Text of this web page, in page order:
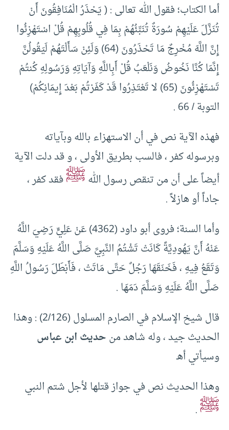
أما الكتاب؛ فقول الله تعالى : ( يَحْذَرُ الْمُنَافِقُونَ أَنْ
تُنَزَّلَ عَلَيْهِمْ سُورَةٌ تُنَبِّئُهُمْ بِمَا فِي قُلُوبِهِمْ قُلْ اسْتَهْزِئُوا
إِنَّ اللَّهَ مُخْرِجٌ مَا تَحْذَرُونَ (64) وَلَئِنْ سَأَلْتَهُمْ لَيَقُولُنَّ
إِنَّمَا كُنَّا نَخُوضُ وَنَلْعَبُ قُلْ أَبِاللَّهِ وَآيَاتِهِ وَرَسُولِهِ كُنتُمْ
تَسْتَهْزِئُونَ (65) لا تَعْتَذِرُوا قَدْ كَفَرْتُمْ بَعْدَ إِيمَانِكُمْ)
التوبة / 66 .
فهذه الآية نص في أن الاستهزاء بالله وبآياته
وبرسوله كفر ، فالسب بطريق الأولى ، و قد دلت الآية
أيضاً على أن من تنقص رسول اللهﷺفقد كفر ،
جاداً أو هازلاً .
وأما السنة؛ فروى أبو داود (4362) عَنْ عَلِيٍّ رَضِيَ اللَّهُ
عَنْهُ أَنَّ يَهُودِيَّةً كَانَتْ تَشْتُمُ النَّبِيَّ صَلَّى اللَّهُ عَلَيْهِ وَسَلَّمَ
وَتَقَعُ فِيهِ ، فَخَنَقَهَا رَجُلٌ حَتَّى مَاتَتْ ، فَأَبْطَلَ رَسُولُ اللَّهِ
صَلَّى اللَّهُ عَلَيْهِ وَسَلَّمَ دَمَهَا .
قال شيخ الإسلام في الصارم المسلول (2/126) : وهذا
الحديث جيد ، وله شاهد منحديث ابن عباس
وسيأتي أهـ
وهذا الحديث نص في جواز قتلها لأجل شتم النبي
ﷺ.